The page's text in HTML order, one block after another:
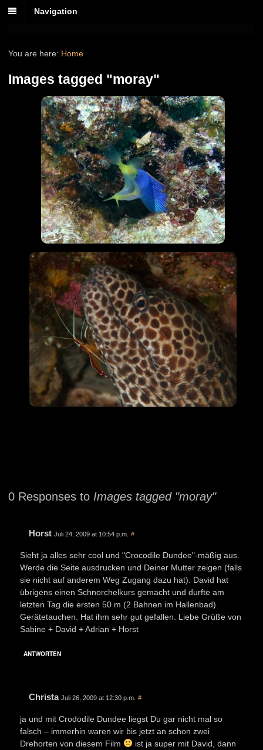
Navigation
You are here: Home
Images tagged "moray"
0 Responses to Images tagged "moray"
Horst Juli 24, 2009 at 10:54 p.m. #
Sieht ja alles sehr cool und "Crocodile Dundee"-mäßig aus.
Werde die Seite ausdrucken und Deiner Mutter zeigen (falls
sie nicht auf anderem Weg Zugang dazu hat). David hat
übrigens einen Schnorchelkurs gemacht und durfte am
letzten Tag die ersten 50 m (2 Bahnen im Hallenbad)
Gerätetauchen. Hat ihm sehr gut gefallen. Liebe Grüße von
Sabine + David + Adrian + Horst
ANTWORTEN
Christa Juli 26, 2009 at 12:30 p.m. #
ja und mit Crododile Dundee liegst Du gar nicht mal so
falsch – immerhin waren wir bis jetzt an schon zwei
Drehorten von diesem Film
ist ja super mit David, dann